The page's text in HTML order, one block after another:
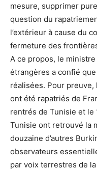
mesure, supprimer
question du
l’extérieur à cause du
fermeture des
A ce propos, le
étrangères a confié
réalisées. Pour
ont été rapatriés de
rentrés de Tunisie et le
Tunisie ont retrouvé la
douzaine d’autres
observateurs
par voix terrestres de